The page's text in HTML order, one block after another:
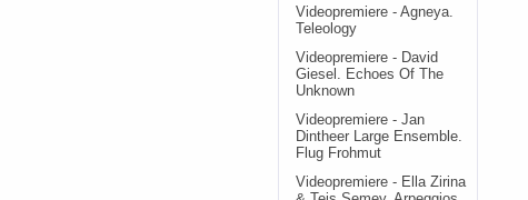
Videopremiere - Agneya.
Teleology
Videopremiere - David
Giesel. Echoes Of The
Unknown
Videopremiere - Jan
Dintheer Large Ensemble.
Flug Frohmut
Videopremiere - Ella Zirina